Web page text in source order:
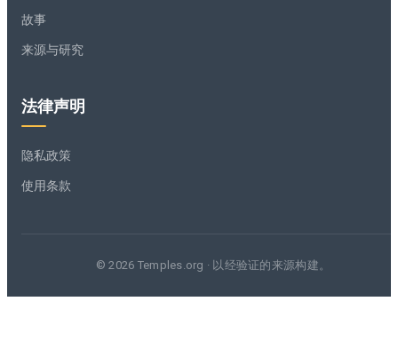
故事
来源与研究
法律声明
隐私政策
使用条款
© 2026 Temples.org · 以经验证的来源构建。